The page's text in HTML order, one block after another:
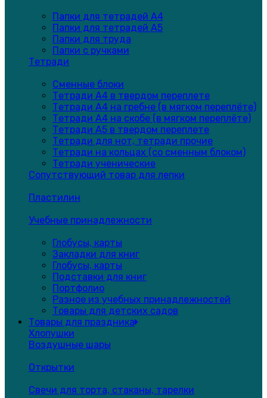
Папки для тетрадей А4
Папки для тетрадей А5
Папки для труда
Папки с ручками
Тетради
Сменные блоки
Тетради А4 в твердом переплете
Тетради А4 на гребне (в мягком переплёте)
Тетради А4 на скобе (в мягком переплёте)
Тетради А5 в твердом переплете
Тетради для нот, тетради прочие
Тетради на кольцах (со сменным блоком)
Тетради ученические
Сопутствующий товар для лепки
Пластилин
Учебные принадлежности
Глобусы, карты
Закладки для книг
Глобусы, карты
Подставки для книг
Портфолио
Разное из учебных принадлежностей
Товары для детских садов
Товары для праздника
Хлопушки
Воздушные шары
Открытки
Свечи для торта, стаканы, тарелки